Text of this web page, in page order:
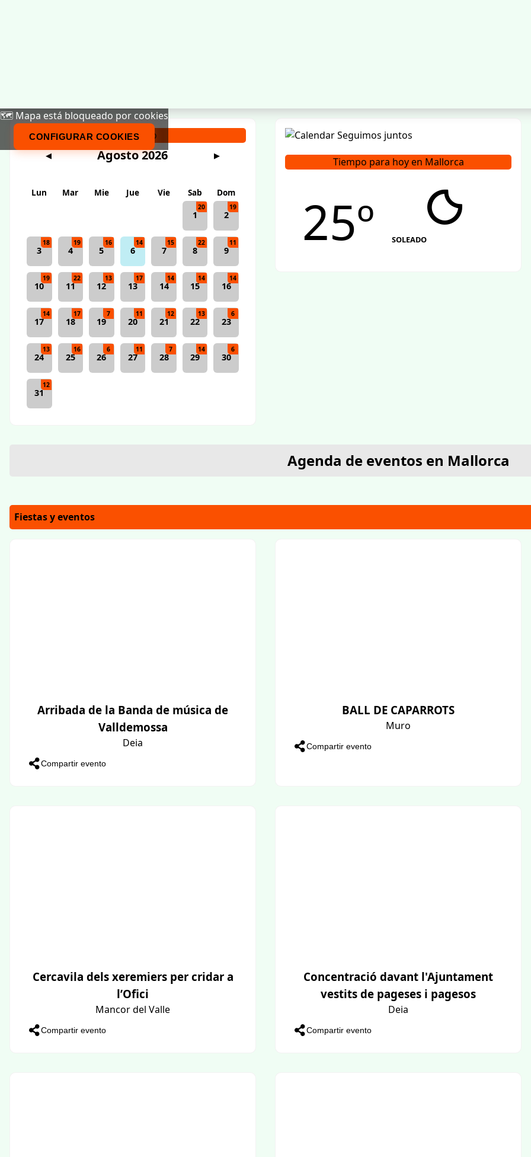
🗺️ Mapa está bloqueado por cookies
CONFIGURAR COOKIES
Calendario
◀ Agosto 2026 ▶
Lun Mar Mie Jue Vie Sab
Dom
1
20
2
19
3
18
4
19
5
16
6
14
7
15
8
22
9
11
10
19
11
22
12
13
13
17
14
14
15
14
16
14
17
14
18
17
19
7
20
11
21
12
22
13
23
6
24
13
25
16
26
6
27
11
28
7
29
14
30
6
31
12
Tiempo para hoy en Mallorca
25º SOLEADO
Agenda de eventos en Mallorca
Fiestas y eventos
Arribada de la Banda de música de
Valldemossa
Deia
Compartir evento
BALL DE CAPARROTS
Muro
Compartir evento
Cercavila dels xeremiers per cridar a
l’Ofici
Mancor del Valle
Compartir evento
Concentració davant l'Ajuntament
vestits de pageses i pagesos
Deia
Compartir evento